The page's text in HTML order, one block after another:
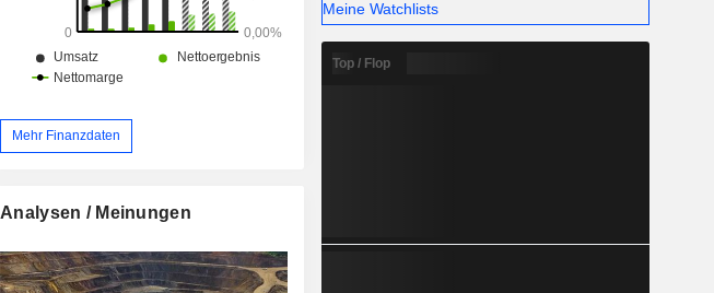
Mehr Finanzdaten
Analysen / Meinungen
Meine Watchlists
Top / Flop